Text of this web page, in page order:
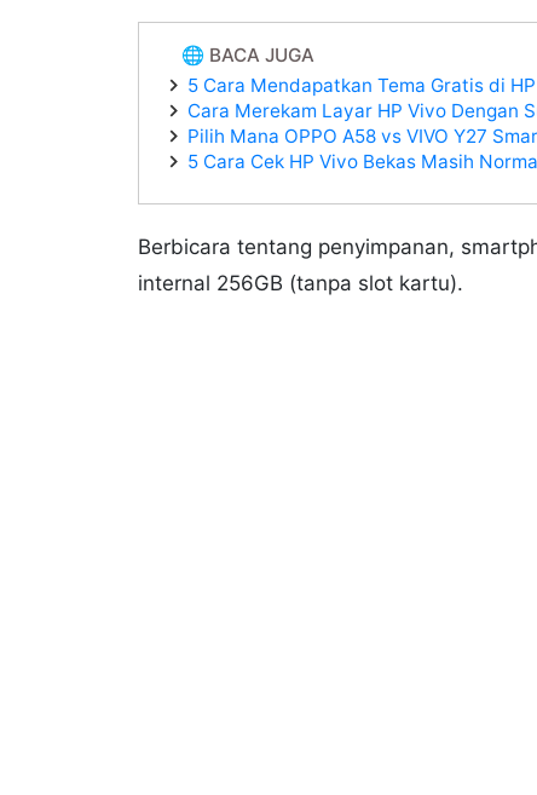
🌐 BACA JUGA
5 Cara Mendapatkan Tema Gratis di
Cara Merekam Layar HP Vivo Dengan
Pilih Mana OPPO A58 vs VIVO Y27
5 Cara Cek HP Vivo Bekas Masih
Berbicara tentang penyimpanan,
internal 256GB (tanpa slot kartu).